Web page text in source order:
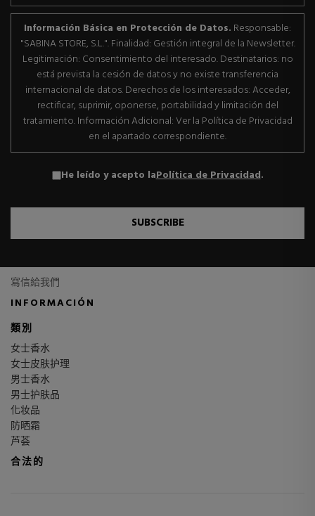
Información Básica en Protección de Datos. Responsable:
"SABINA STORE, S.L.". Finalidad: Gestión integral de la Newsletter.
Legitimación: Consentimiento del interesado. Destinatarios: no
está prevista la cesión de datos y no existe transferencia
internacional de datos. Derechos de los interesados: Acceder,
rectificar, suprimir, oponerse, portabilidad y limitación del
tratamiento. Información Adicional: Ver la Política de Privacidad
en el apartado correspondiente.
He leído y acepto laPolítica de Privacidad.
SUBSCRIBE
寫信給我們
INFORMACIÓN
類別
女士香水
女士皮肤护理
男士香水
男士护肤品
化妆品
防晒霜
芦荟
合法的